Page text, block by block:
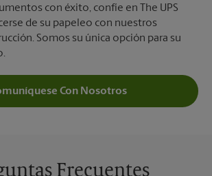
con éxito, confíe en The UPS
de su papeleo con nuestros
Somos su única opción para su
Con Nosotros
Frecuentes